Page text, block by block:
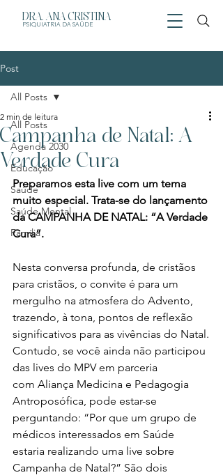
DRA. ANA CRISTINA
PSIQUIATRIA DA SAÚDE
Post
All Posts
Agenda 2030
Educação
Saúde
Saúde Mental
Família
All Posts
Campanha de Natal: A
Verdade Cura
2 min de leitura
Preparamos esta live com um tema
muito especial. Trata-se do lançamento
da CAMPANHA DE NATAL: “A Verdade
Cura”.
Nesta conversa profunda, de cristãos
para cristãos, o convite é para um
mergulho na atmosfera do Advento,
trazendo, à tona, pontos de reflexão
significativos para as vivências do Natal.
Contudo, se você ainda não participou
das lives do MPV em parceria
com Aliança Medicina e Pedagogia
Antroposófica, pode estar-se
perguntando: “Por que um grupo de
médicos interessados em Saúde
estaria realizando uma live sobre
Campanha de Natal?” São dois